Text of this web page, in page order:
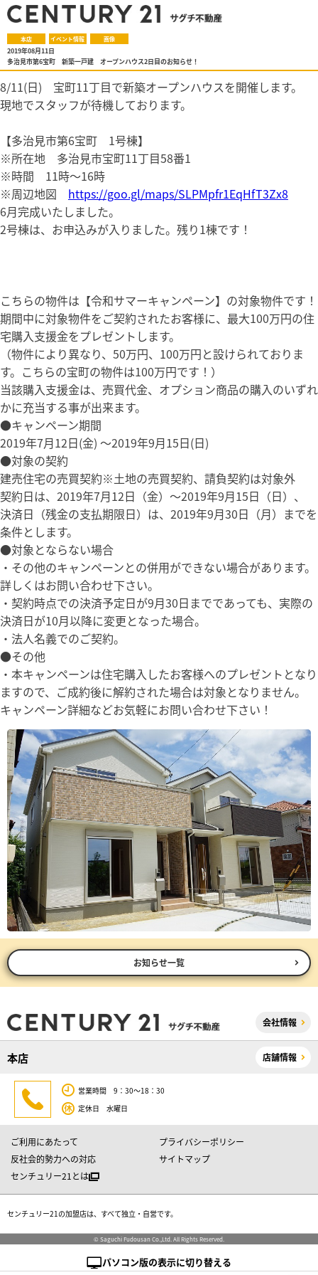
本店 イベント情報 画像
2019年08月11日
多治見市第6宝町 新築一戸建 オープンハウス2日目のお知らせ！
8/11(日) 宝町11丁目で新築オープンハウスを開催します。
現地でスタッフが待機しております。
【多治見市第6宝町 1号棟】
※所在地 多治見市宝町11丁目58番1
※時間 11時～16時
※周辺地図 https://goo.gl/maps/SLPMpfr1EqHfT3Zx8
6月完成いたしました。
2号棟は、お申込みが入りました。残り1棟です！
こちらの物件は【令和サマーキャンペーン】の対象物件です！
期間中に対象物件をご契約されたお客様に、最大100万円の住
宅購入支援金をプレゼントします。
（物件により異なり、50万円、100万円と設けられておりま
す。こちらの宝町の物件は100万円です！）
当該購入支援金は、売買代金、オプション商品の購入のいずれ
かに充当する事が出来ます。
●キャンペーン期間
2019年7月12日(金) ～2019年9月15日(日)
●対象の契約
建売住宅の売買契約※土地の売買契約、請負契約は対象外
契約日は、2019年7月12日（金）～2019年9月15日（日）、
決済日（残金の支払期限日）は、2019年9月30日（月）までを
条件とします。
●対象とならない場合
・その他のキャンペーンとの併用ができない場合があります。
詳しくはお問い合わせ下さい。
・契約時点での決済予定日が9月30日までであっても、実際の
決済日が10月以降に変更となった場合。
・法人名義でのご契約。
●その他
・本キャンペーンは住宅購入したお客様へのプレゼントとなり
ますので、ご成約後に解約された場合は対象となりません。
キャンペーン詳細などお気軽にお問い合わせ下さい！
お知らせ一覧
会社情報
本店 店舗情報
営業時間 9：30～18：30
定休日 水曜日
ご利用にあたって
プライバシーポリシー
反社会的勢力への対応
サイトマップ
センチュリー21とは
センチュリー21の加盟店は、すべて独立・自営です。
© Saguchi Fudousan Co.,Ltd. All Rights Reserved.
パソコン版の表示に切り替える